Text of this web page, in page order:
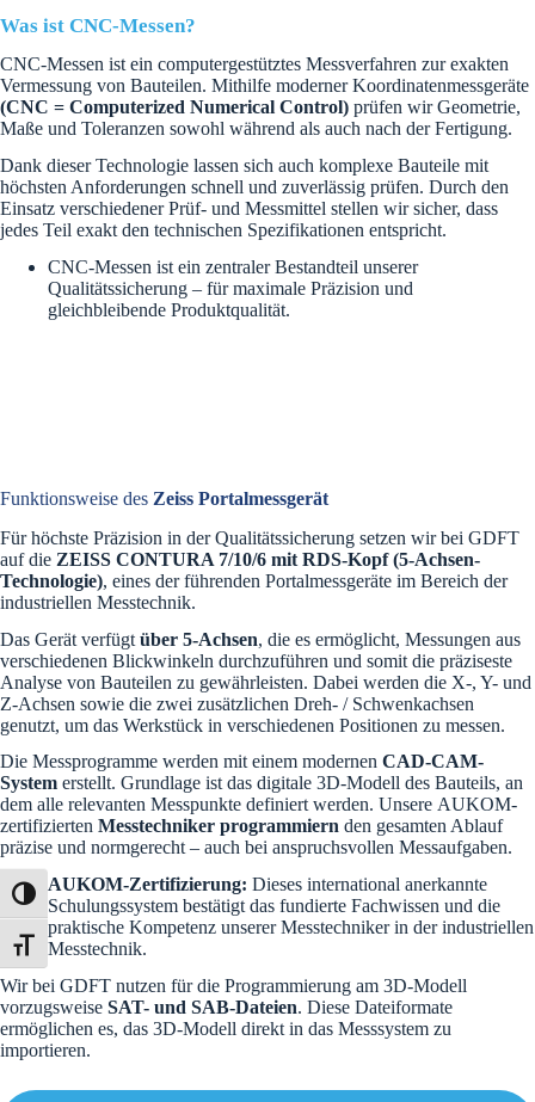
Umschalten auf hohe Kontraste
Schrift vergrößern
Was ist CNC-Messen?
CNC-Messen ist ein computergestütztes Messverfahren zur exakten
Vermessung von Bauteilen. Mithilfe moderner Koordinatenmessgeräte
(CNC = Computerized Numerical Control) prüfen wir Geometrie,
Maße und Toleranzen sowohl während als auch nach der Fertigung.
Dank dieser Technologie lassen sich auch komplexe Bauteile mit
höchsten Anforderungen schnell und zuverlässig prüfen. Durch den
Einsatz verschiedener Prüf- und Messmittel stellen wir sicher, dass
jedes Teil exakt den technischen Spezifikationen entspricht.
CNC-Messen ist ein zentraler Bestandteil unserer
Qualitätssicherung – für maximale Präzision und
gleichbleibende Produktqualität.
Funktionsweise des Zeiss Portalmessgerät
Für höchste Präzision in der Qualitätssicherung setzen wir bei GDFT
auf die ZEISS CONTURA 7/10/6 mit RDS-Kopf (5-Achsen-
Technologie), eines der führenden Portalmessgeräte im Bereich der
industriellen Messtechnik.
Das Gerät verfügt über 5-Achsen, die es ermöglicht, Messungen aus
verschiedenen Blickwinkeln durchzuführen und somit die präziseste
Analyse von Bauteilen zu gewährleisten. Dabei werden die X-, Y- und
Z-Achsen sowie die zwei zusätzlichen Dreh- / Schwenkachsen
genutzt, um das Werkstück in verschiedenen Positionen zu messen.
Die Messprogramme werden mit einem modernen CAD-CAM-
System erstellt. Grundlage ist das digitale 3D-Modell des Bauteils, an
dem alle relevanten Messpunkte definiert werden. Unsere AUKOM-
zertifizierten Messtechniker programmiern den gesamten Ablauf
präzise und normgerecht – auch bei anspruchsvollen Messaufgaben.
AUKOM-Zertifizierung: Dieses international anerkannte
Schulungssystem bestätigt das fundierte Fachwissen und die
praktische Kompetenz unserer Messtechniker in der industriellen
Messtechnik.
Wir bei GDFT nutzen für die Programmierung am 3D-Modell
vorzugsweise SAT- und SAB-Dateien. Diese Dateiformate
ermöglichen es, das 3D-Modell direkt in das Messsystem zu
importieren.